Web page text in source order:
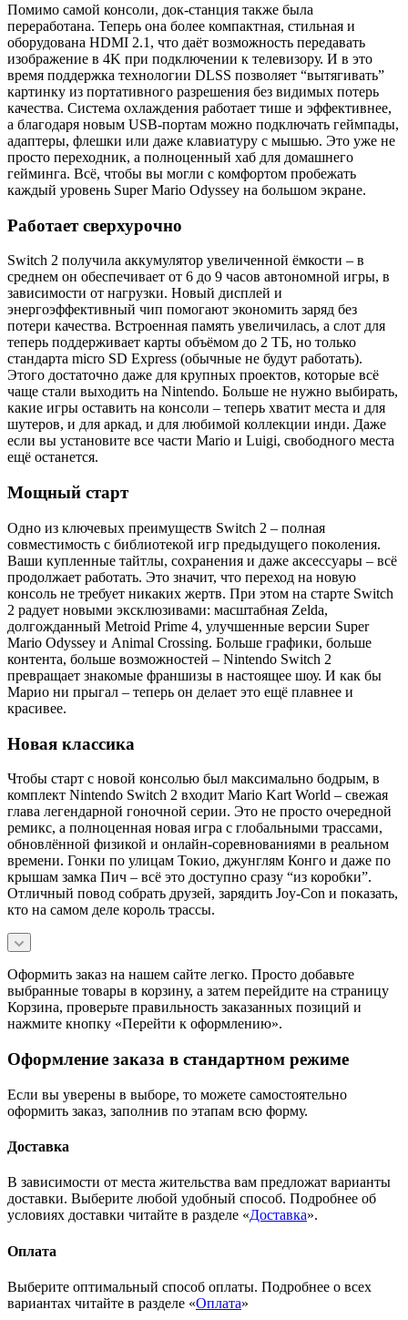
Помимо самой консоли, док-станция также была
переработана. Теперь она более компактная, стильная и
оборудована HDMI 2.1, что даёт возможность передавать
изображение в 4K при подключении к телевизору. И в это
время поддержка технологии DLSS позволяет “вытягивать”
картинку из портативного разрешения без видимых потерь
качества. Система охлаждения работает тише и эффективнее,
а благодаря новым USB-портам можно подключать геймпады,
адаптеры, флешки или даже клавиатуру с мышью. Это уже не
просто переходник, а полноценный хаб для домашнего
гейминга. Всё, чтобы вы могли с комфортом пробежать
каждый уровень Super Mario Odyssey на большом экране.
Работает сверхурочно
Switch 2 получила аккумулятор увеличенной ёмкости – в
среднем он обеспечивает от 6 до 9 часов автономной игры, в
зависимости от нагрузки. Новый дисплей и
энергоэффективный чип помогают экономить заряд без
потери качества. Встроенная память увеличилась, а слот для
теперь поддерживает карты объёмом до 2 ТБ, но только
стандарта micro SD Express (обычные не будут работать).
Этого достаточно даже для крупных проектов, которые всё
чаще стали выходить на Nintendo. Больше не нужно выбирать,
какие игры оставить на консоли – теперь хватит места и для
шутеров, и для аркад, и для любимой коллекции инди. Даже
если вы установите все части Mario и Luigi, свободного места
ещё останется.
Мощный старт
Одно из ключевых преимуществ Switch 2 – полная
совместимость с библиотекой игр предыдущего поколения.
Ваши купленные тайтлы, сохранения и даже аксессуары – всё
продолжает работать. Это значит, что переход на новую
консоль не требует никаких жертв. При этом на старте Switch
2 радует новыми эксклюзивами: масштабная Zelda,
долгожданный Metroid Prime 4, улучшенные версии Super
Mario Odyssey и Animal Crossing. Больше графики, больше
контента, больше возможностей – Nintendo Switch 2
превращает знакомые франшизы в настоящее шоу. И как бы
Марио ни прыгал – теперь он делает это ещё плавнее и
красивее.
Новая классика
Чтобы старт с новой консолью был максимально бодрым, в
комплект Nintendo Switch 2 входит Mario Kart World – свежая
глава легендарной гоночной серии. Это не просто очередной
ремикс, а полноценная новая игра с глобальными трассами,
обновлённой физикой и онлайн-соревнованиями в реальном
времени. Гонки по улицам Токио, джунглям Конго и даже по
крышам замка Пич – всё это доступно сразу “из коробки”.
Отличный повод собрать друзей, зарядить Joy-Con и показать,
кто на самом деле король трассы.
Оформить заказ на нашем сайте легко. Просто добавьте
выбранные товары в корзину, а затем перейдите на страницу
Корзина, проверьте правильность заказанных позиций и
нажмите кнопку «Перейти к оформлению».
Оформление заказа в стандартном режиме
Если вы уверены в выборе, то можете самостоятельно
оформить заказ, заполнив по этапам всю форму.
Доставка
В зависимости от места жительства вам предложат варианты
доставки. Выберите любой удобный способ. Подробнее об
условиях доставки читайте в разделе «Доставка».
Оплата
Выберите оптимальный способ оплаты. Подробнее о всех
вариантах читайте в разделе «Оплата»